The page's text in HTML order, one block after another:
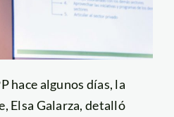
hace algunos días, la
Elsa Galarza, detalló